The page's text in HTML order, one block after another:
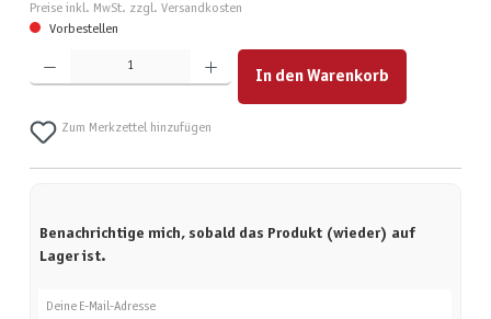
Preise inkl. MwSt. zzgl. Versandkosten
Vorbestellen
Produkt Anzahl: Gib den gewünschten Wert ein oder benutze die Schaltflächen um die Anzahl zu
In den Warenkorb
Zum Merkzettel hinzufügen
Benachrichtige mich, sobald das Produkt (wieder) auf
Lager ist.